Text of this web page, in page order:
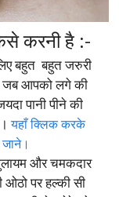
करनी है :-
बहुत बहुत जरुरी
जब आपको लगे की
पानी पीने की
यहाँ क्लिक करके
जाने।
और चमकदार
पर हल्की सी